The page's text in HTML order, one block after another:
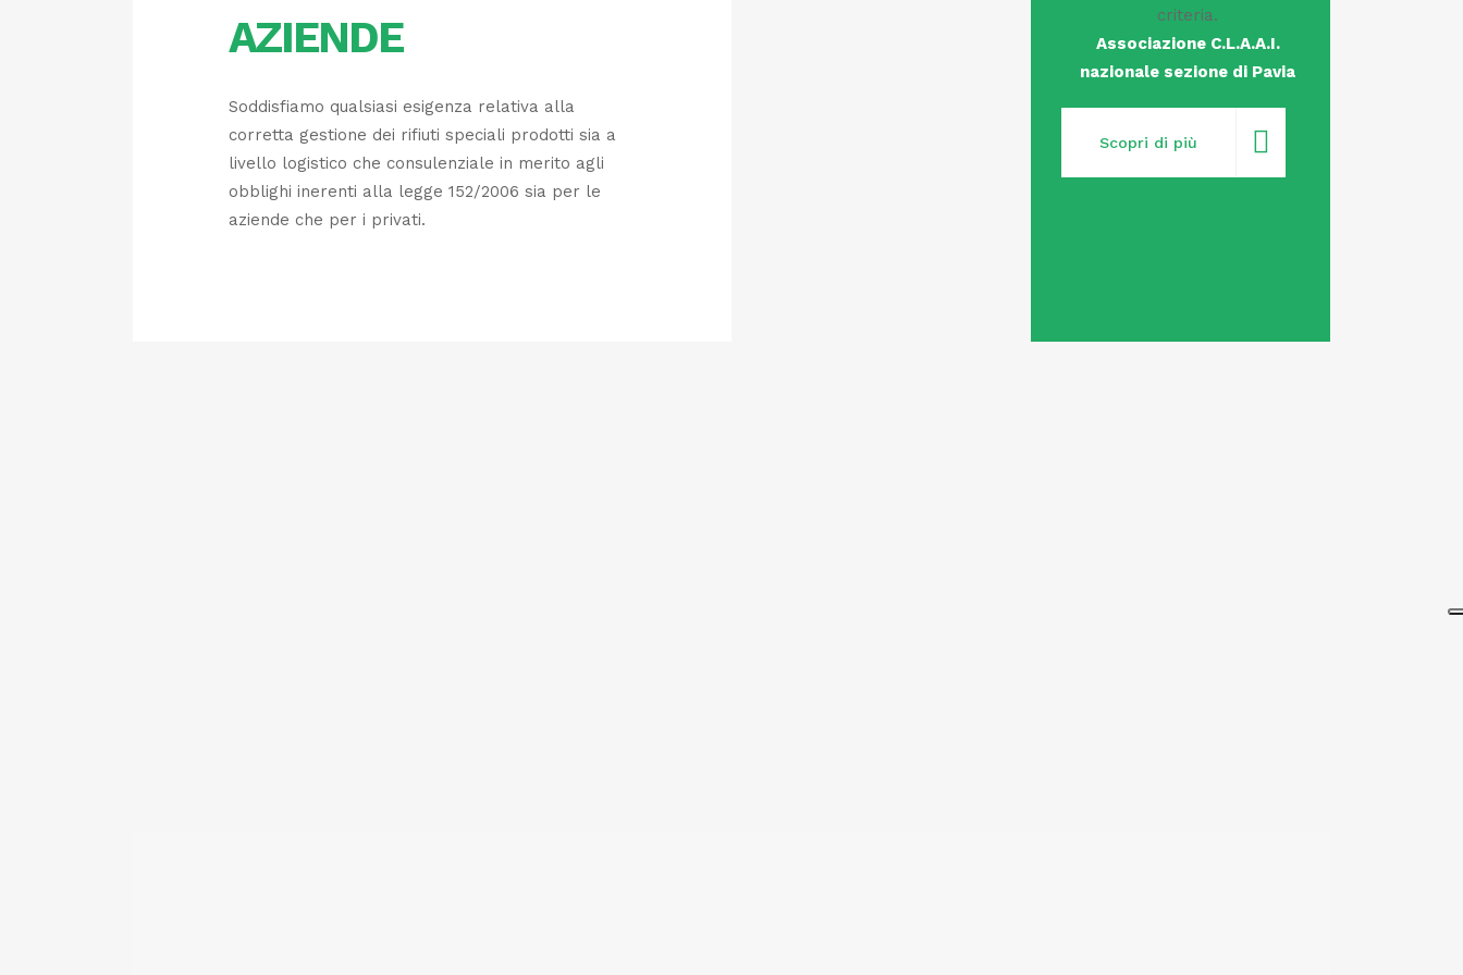
AZIENDE
Soddisfiamo qualsiasi esigenza relativa alla
corretta gestione dei rifiuti speciali prodotti sia a
livello logistico che consulenziale in merito agli
obblighi inerenti alla legge 152/2006 sia per le
aziende che per i privati.
criteria.
Associazione C.L.A.A.I.
nazionale sezione di Pavia
Scopri di più